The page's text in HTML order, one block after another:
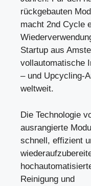
rückgebauten
macht 2nd Cycle
Startup aus
vollautomatische
– und Upcycling-
weltweit.
Die Technologie
ausrangierte
schnell, effizient
Reinigung und